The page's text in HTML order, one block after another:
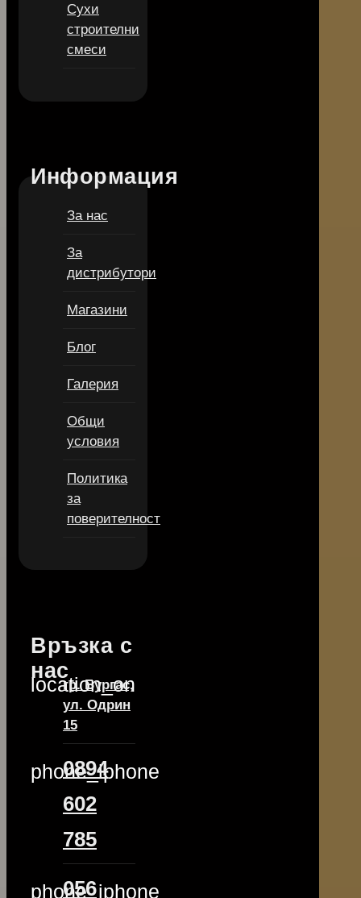
Сухи
строителни
смеси
Информация
За нас
За
дистрибутори
Магазини
Блог
Галерия
Общи
условия
Политика
за
поверителност
Връзка с
нас
location_on
гр. Бургас,
ул. Одрин
15
phone_iphone
0894
602
785
phone_iphone
056